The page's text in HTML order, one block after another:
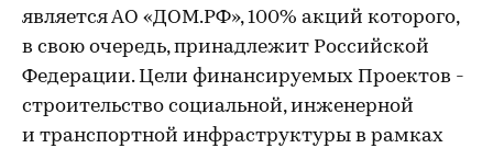
является АО «ДОМ.РФ», 100% акций которого,
в свою очередь, принадлежит Российской
Федерации. Цели финансируемых Проектов -
строительство социальной, инженерной
и транспортной инфраструктуры в рамках